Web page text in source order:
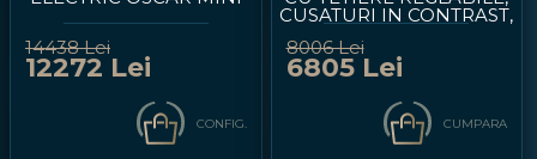
14438 Lei
12272 Lei
CONFIG.
CUSATURI IN CONTRAST,
240X95CM
8006 Lei
6805 Lei
CUMPARA